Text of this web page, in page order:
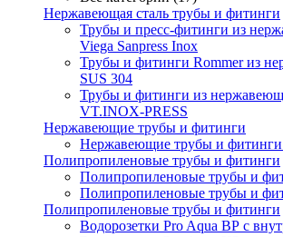
Нержавеющая сталь трубы и фитинги
Трубы и пресс-фитинги из
Viega Sanpress Inox
Трубы и фитинги Rommer из
SUS 304
Трубы и фитинги из
VT.INOX-PRESS
Нержавеющие трубы и фитинги
Нержавеющие трубы и фитинги
Полипропиленовые трубы и фитинги
Полипропиленовые трубы и
Полипропиленовые трубы и
Полипропиленовые трубы и фитинги
Водорозетки Pro Aqua ВР с